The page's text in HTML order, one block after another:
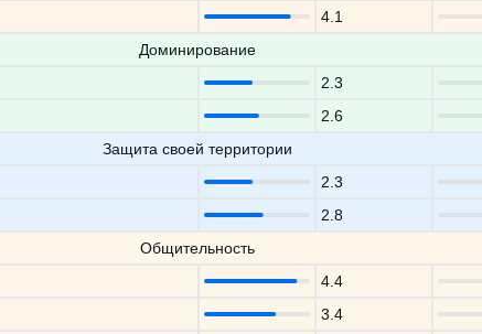
4.1
Доминирование
2.3
2.6
Защита своей территории
2.3
2.8
Общительность
4.4
3.4